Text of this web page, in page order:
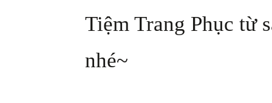
Tiệm Trang Phục từ
nhé~